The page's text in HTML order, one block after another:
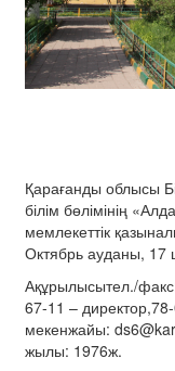
Қарағанды облысы
білім бөлімінің
мемлекеттік
Октябрь ауданы, 17
Ақұрылысытел./
67-11 –
мекенжайы:
жылы: 1976ж.